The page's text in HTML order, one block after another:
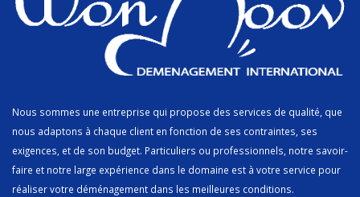
Nous sommes une entreprise qui propose des services de qualité, que
nous adaptons à chaque client en fonction de ses contraintes, ses
exigences, et de son budget. Particuliers ou professionnels, notre savoir-
faire et notre large expérience dans le domaine est à votre service pour
réaliser votre déménagement dans les meilleures conditions.